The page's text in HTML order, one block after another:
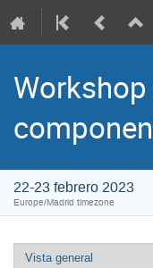
22-23 febrero 2023
Europe/Madrid timezone
Vista general